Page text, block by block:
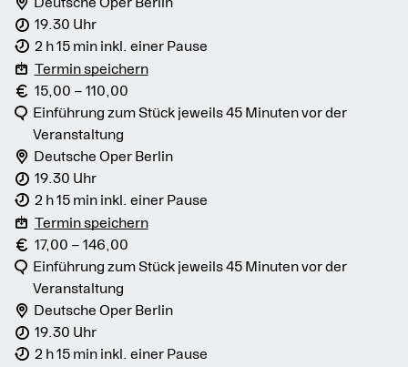
19.30 Uhr
2 h 15 min inkl. einer Pause
Termin speichern
15,00 – 110,00
Einführung zum Stück jeweils 45 Minuten vor der
Veranstaltung
Deutsche Oper Berlin
19.30 Uhr
2 h 15 min inkl. einer Pause
Termin speichern
17,00 – 146,00
Einführung zum Stück jeweils 45 Minuten vor der
Veranstaltung
Deutsche Oper Berlin
19.30 Uhr
2 h 15 min inkl. einer Pause